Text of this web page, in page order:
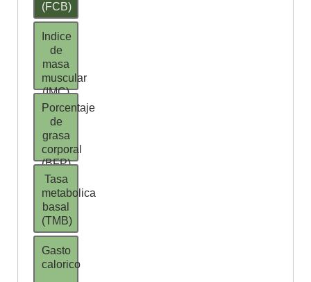
(FCB)
Indice
de
masa
muscular
(IMC)
Porcentaje
de
grasa
corporal
(BFP)
Tasa
metabolica
basal
(TMB)
Gasto
calorico